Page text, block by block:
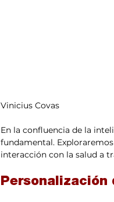
Vinicius Covas
En la confluencia de la
fundamental.
interacción con la salud a
Personalización